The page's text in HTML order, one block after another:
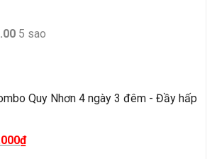
5 sao
Quy Nhơn 4 ngày 3 đêm - Đầy hấp
₫Giá